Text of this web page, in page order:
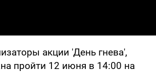
акции 'День гнева',
пройти 12 июня в 14:00 на